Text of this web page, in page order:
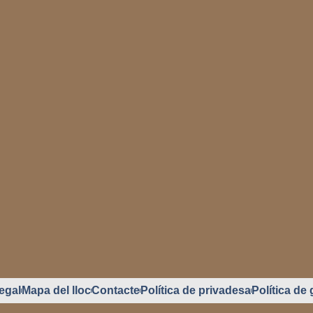
Mapa del llocContactePolítica de privadesaPolítica de